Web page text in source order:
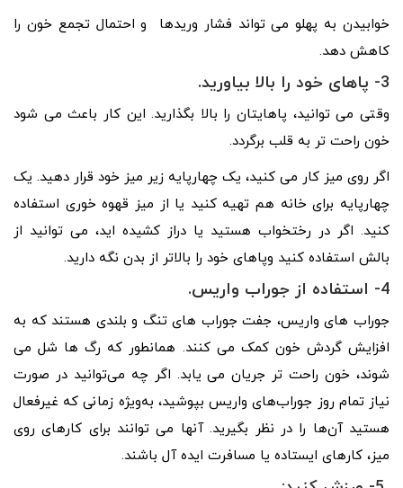
خوابیدن به پهلو می تواند فشار وریدها و احتمال تجمع خون را
کاهش دهد.
3- پاهای خود را بالا بیاورید.
وقتی می توانید، پاهایتان را بالا بگذارید. این کار باعث می شود
خون راحت تر به قلب برگردد.
اگر روی میز کار می کنید، یک چهارپایه زیر میز خود قرار دهید. یک
چهارپایه برای خانه هم تهیه کنید یا از میز قهوه خوری استفاده
کنید. اگر در رختخواب هستید یا دراز کشیده اید، می توانید از
بالش استفاده کنید وپاهای خود را بالاتر از بدن نگه دارید.
4- استفاده از جوراب واریس.
جوراب های واریس، جفت جوراب های تنگ و بلندی هستند که به
افزایش گردش خون کمک می کنند. همانطور که رگ ها شل می
شوند، خون راحت تر جریان می یابد. اگر چه می‌توانید در صورت
نیاز تمام روز جوراب‌های واریس بپوشید، به‌ویژه زمانی که غیرفعال
هستید آن‌ها را در نظر بگیرید. آنها می توانند برای کارهای روی
میز، کارهای ایستاده یا مسافرت ایده آل باشند.